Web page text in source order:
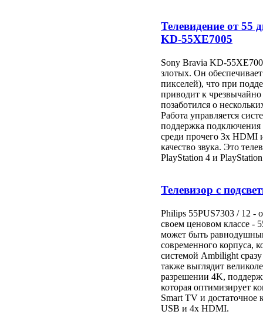
Телевидение от 55
KD-55XE7005
Sony Bravia KD-
злотых. Он
пикселей), что при
приводит к
позаботился о
Работа управляется
поддержка
среди прочего 3x HDMI
качество звука. Это
PlayStation 4 и
Телевизор с
Philips 55PUS7303 / 12 -
своем ценовом классе -
может быть
современного корпуса,
системой Ambilight сразу
также выглядит
разрешении 4K,
которая оптимизирует
Smart TV и достаточное
USB и 4x HDMI.